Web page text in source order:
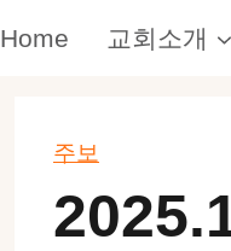
Home 교회소개
주보